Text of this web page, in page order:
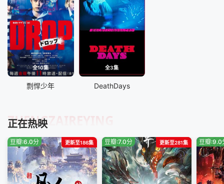
全10集
剽悍少年
全3集
DeathDays
正在热映
ZHENGZAIREYING
更新至186集
豆瓣:6.0分 更新至281集
豆瓣:7.0分 豆瓣:9.0